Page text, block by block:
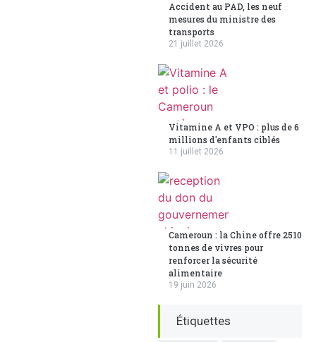
Accident au PAD, les neuf
mesures du ministre des
transports
21 juillet 2026
Vitamine A et VPO : plus de 6
millions d'enfants ciblés
11 juillet 2026
Cameroun : la Chine offre 2510
tonnes de vivres pour
renforcer la sécurité
alimentaire
19 juin 2026
Étiquettes